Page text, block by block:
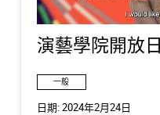
演藝學院開放
一般
日期:2024年2月24日